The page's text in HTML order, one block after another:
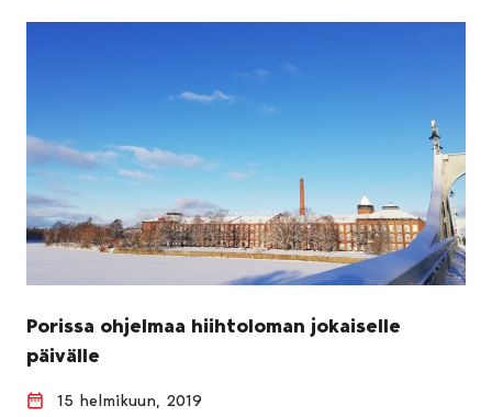
Porissa ohjelmaa hiihtoloman jokaiselle
päivälle
15 helmikuun, 2019